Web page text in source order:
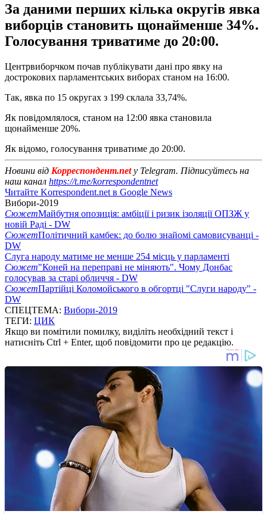
За даними перших кілька округів явка
виборців становить щонайменше 34%.
Голосування триватиме до 20:00.
Центрвиборчком почав публікувати дані про явку на
дострокових парламентських виборах станом на 16:00.
Так, явка по 15 округах з 199 склала 33,74%.
Як повідомлялося, станом на 12:00 явка становила
щонайменше 20%.
Як відомо, голосування триватиме до 20:00.
Новини від Корреспондент.netу Telegram. Підписуйтесь на
наш канал https://t.me/korrespondentnet
Читайте Korrespondent.net в Google News
Вибори-2019
СюжетМайбутня опозиція: амбіції і ризик ізоляції ОПЗЖ у
новій Раді - DW
СюжетПолітичний камбек: до болю знайомі самовисуванці -
DW
Слуга народу матиме не менше 254 місць у парламенті
Сюжет"Коней на переправі не міняють". Чому Донбас
голосував за старі обличчя - DW
СюжетПартійці Коломойського в обгортці "Слуги народу" -
DW
СПЕЦТЕМА: Вибори-2019
ТЕГИ: ЦИК
Якщо ви помітили помилку, виділіть необхідний текст і
натисніть Ctrl + Enter, щоб повідомити про це редакцію.